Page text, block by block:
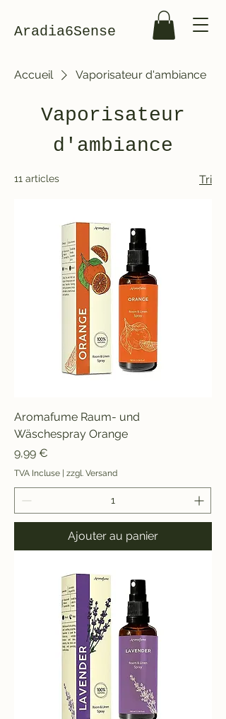
Aradia6Sense
Accueil Vaporisateur d'ambiance
Vaporisateur
d'ambiance
11 articles Tri
Aromafume Raum- und
Wäschespray Orange
Prix
9,99 €
TVA Incluse | zzgl. Versand
Ajouter au panier